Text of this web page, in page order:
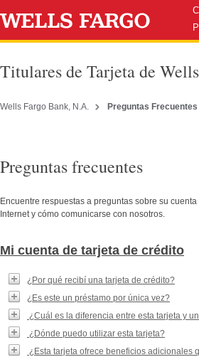
Titulares de Tarjeta de
Wells Fargo Bank, N.A. Preguntas Frecuentes
Preguntas frecuentes
Encuentre respuestas a preguntas sobre su
Internet y cómo comunicarse con nosotros.
Mi cuenta de tarjeta de crédito
¿Por qué recibí una tarjeta de crédito?
¿Es este un préstamo por única vez?
¿Cuál es la diferencia entre esta tarjeta y
¿Dónde puedo utilizar esta tarjeta?
¿Esta tarjeta ofrece beneficios adicionales